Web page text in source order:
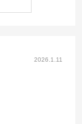
2026.1.11